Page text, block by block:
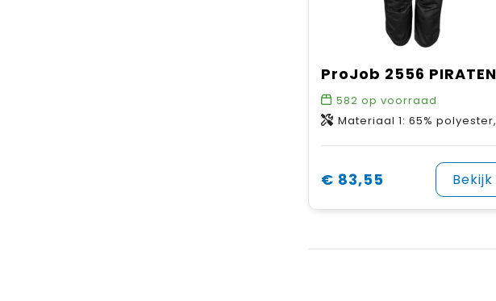
582 op voorraad
Materiaal 1: 65% polyester, 32% katoen, 3% EOL - 220 g/m2 Materiaal 2: 91,5% nylon, 8,5% spandex
€ 83,55 Bekijk